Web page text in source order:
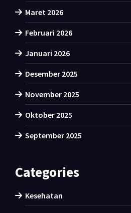
Maret 2026
Februari 2026
Januari 2026
Desember 2025
November 2025
Oktober 2025
September 2025
Categories
Kesehatan